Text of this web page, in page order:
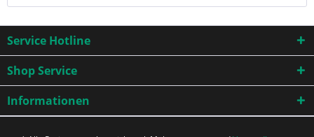
Service Hotline
Shop Service
Informationen